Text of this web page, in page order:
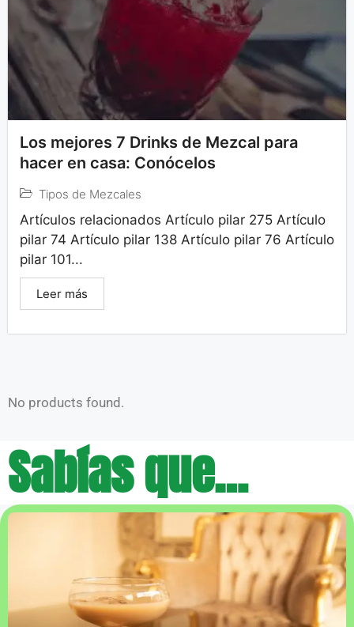
Los mejores 7 Drinks de Mezcal para
hacer en casa: Conócelos
Tipos de Mezcales
Artículos relacionados Artículo pilar 275 Artículo
pilar 74 Artículo pilar 138 Artículo pilar 76 Artículo
pilar 101...
Leer más
No products found.
Sabías que…